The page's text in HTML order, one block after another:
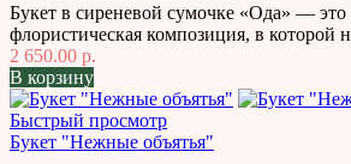
Букет в сиреневой сумочке «Ода» — это
флористическая композиция, в которой
2 650.00 р.
В корзину
Быстрый просмотр
Букет "Нежные объятья"